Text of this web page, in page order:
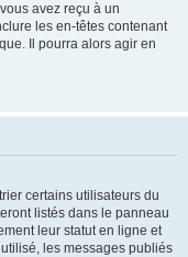
avez reçu à un
les en-têtes contenant
Il pourra alors agir en
certains utilisateurs du
listés dans le panneau
leur statut en ligne et
les messages publiés